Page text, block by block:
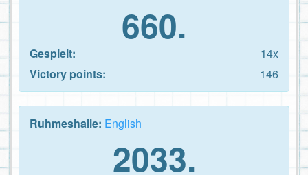
660.
Gespielt:
14x
Victory points:
146
Ruhmeshalle: English
2033.